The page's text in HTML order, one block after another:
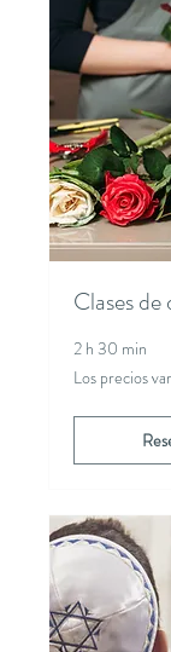
Clases
2 h 30 min
Los
precios
Los precios